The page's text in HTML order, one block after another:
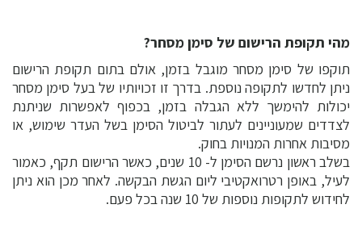
מהי תקופת הרישום של סימן מסחר?
תוקפו של סימן מסחר מוגבל בזמן, אולם בתום תקופת הרישום
ניתן לחדשו לתקופה נוספת. בדרך זו זכויותיו של בעל סימן מסחר
יכולות להימשך ללא הגבלה בזמן, בכפוף לאפשרות שניתנת
לצדדים שמעוניינים לעתור לביטול הסימן בשל העדר שימוש, או
מסיבות אחרות המנויות בחוק.
בשלב ראשון נרשם הסימן ל- 10 שנים, כאשר הרישום תקף, כאמור
לעיל, באופן רטרואקטיבי ליום הגשת הבקשה. לאחר מכן הוא ניתן
לחידוש לתקופות נוספות של 10 שנה בכל פעם.